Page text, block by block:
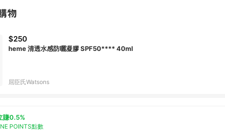
$250
heme 清透水感防曬凝膠 SPF50**** 40ml
屈臣氏Watsons
賺0.5%
POINTS點數